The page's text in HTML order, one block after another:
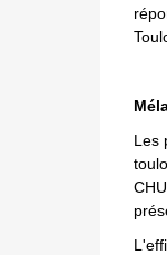
Les